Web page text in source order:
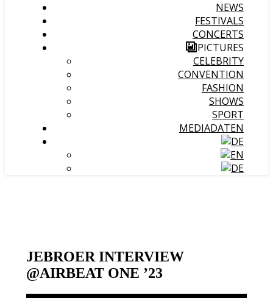
NEWS
FESTIVALS
CONCERTS
PICTURES
CELEBRITY
CONVENTION
FASHION
SHOWS
SPORT
MEDIADATEN
JEBROER INTERVIEW
@AIRBEAT ONE ’23